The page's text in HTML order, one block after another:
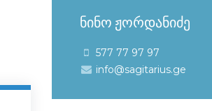
ნინო ჟორდანიძე
577 77 97 97
info@sagitarius.ge